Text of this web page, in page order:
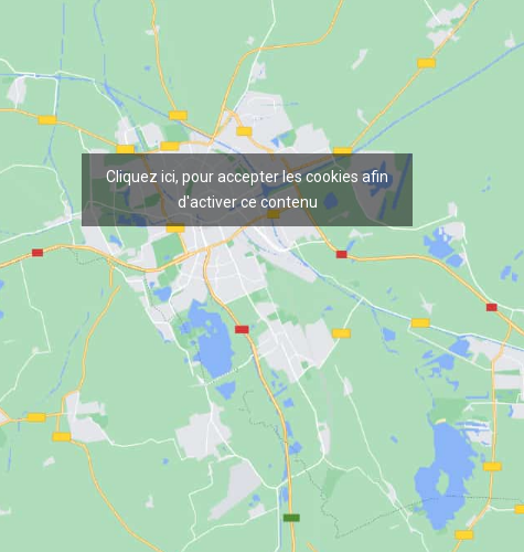
Cliquez ici, pour accepter les cookies afin
d'activer ce contenu